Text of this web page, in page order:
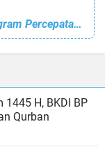
Wakil Kepala BP Batam Paparkan Program Percepatan Pembangunan Batam Maju
1445 H, BKDI BP
Qurban